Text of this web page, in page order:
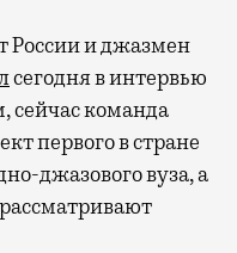
сегодня в интервью
сейчас команда
первого в стране
джазового вуза, а